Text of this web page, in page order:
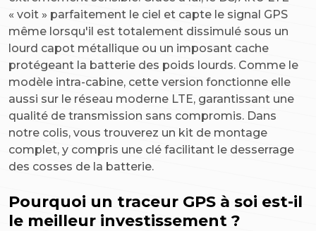
« voit » parfaitement le ciel et capte le signal GPS
même lorsqu'il est totalement dissimulé sous un
lourd capot métallique ou un imposant cache
protégeant la batterie des poids lourds. Comme le
modèle intra-cabine, cette version fonctionne elle
aussi sur le réseau moderne LTE, garantissant une
qualité de transmission sans compromis. Dans
notre colis, vous trouverez un kit de montage
complet, y compris une clé facilitant le desserrage
des cosses de la batterie.
Pourquoi un traceur GPS à soi est-il
le meilleur investissement ?